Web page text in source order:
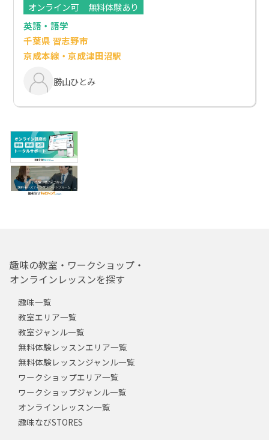
オンライン可
無料体験あり
英語・語学
千葉県 習志野市
京成本線・京成津田沼駅
勝山ひとみ
趣味の教室・ワークショップ・
オンラインレッスンを探す
趣味一覧
教室エリア一覧
教室ジャンル一覧
無料体験レッスンエリア一覧
無料体験レッスンジャンル一覧
ワークショップエリア一覧
ワークショップジャンル一覧
オンラインレッスン一覧
趣味なびSTORES